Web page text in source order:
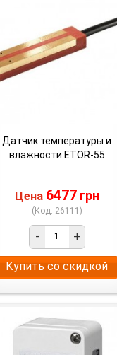
Датчик температуры и
влажности ETOR-55
Цена 6477 грн
(Код: 26111)
- +
Купить со скидкой